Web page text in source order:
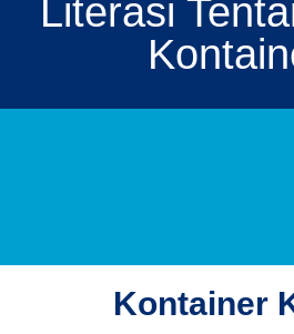
Literasi
Kontainer